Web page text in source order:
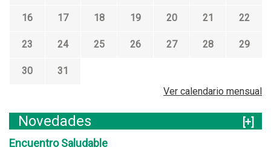
16 17 18 19 20 21 22
23 24 25 26 27 28 29
30
31
Ver calendario mensual
Novedades
[+]
Encuentro Saludable